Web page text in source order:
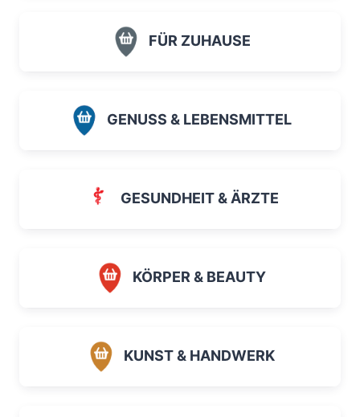
FÜR ZUHAUSE
GENUSS & LEBENSMITTEL
GESUNDHEIT & ÄRZTE
KÖRPER & BEAUTY
KUNST & HANDWERK